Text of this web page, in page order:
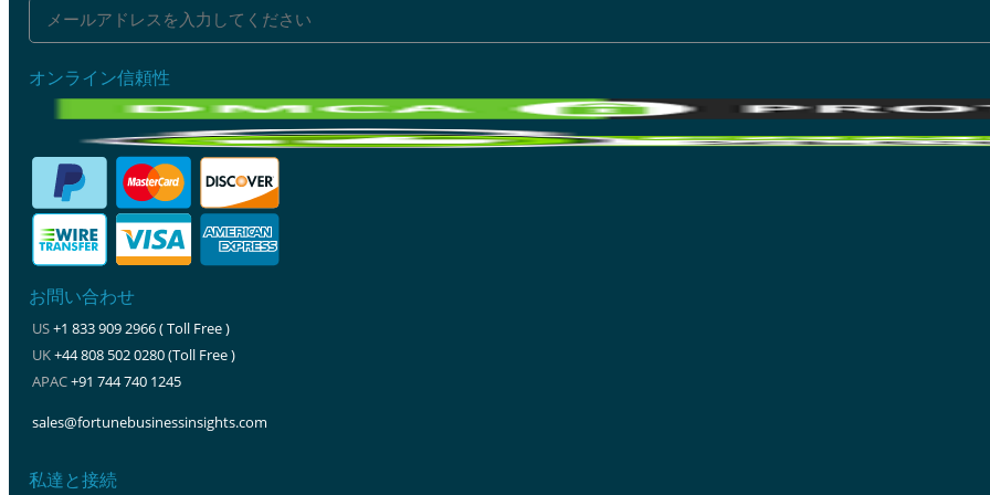
オンライン信頼性
お問い合わせ
US+1 833 909 2966 ( Toll Free )
UK+44 808 502 0280 (Toll Free )
APAC+91 744 740 1245
sales@fortunebusinessinsights.com
私達と接続